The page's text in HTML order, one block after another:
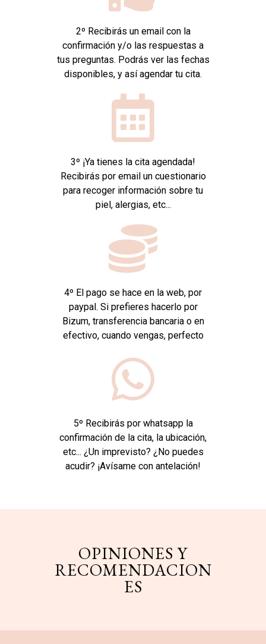
2º Recibirás un email con la
confirmación y/o las respuestas a
tus preguntas. Podrás ver las fechas
disponibles, y así agendar tu cita.
3º ¡Ya tienes la cita agendada!
Recibirás por email un cuestionario
para recoger información sobre tu
piel, alergias, etc...
4º El pago se hace en la web, por
paypal. Si prefieres hacerlo por
Bizum, transferencia bancaria o en
efectivo, cuando vengas, perfecto
5º Recibirás por whatsapp la
confirmación de la cita, la ubicación,
etc... ¿Un imprevisto? ¿No puedes
acudir? ¡Avísame con antelación!
OPINIONES Y
RECOMENDACION
ES